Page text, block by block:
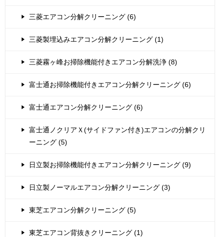
三菱エアコン分解クリーニング (6)
三菱製埋込みエアコン分解クリーニング (1)
三菱霧ヶ峰お掃除機能付きエアコン分解洗浄 (8)
富士通お掃除機能付きエアコン分解クリーニング (6)
富士通エアコン分解クリーニング (6)
富士通ノクリアＸ(サイドファン付き)エアコンの分解クリ
ーニング (5)
日立製お掃除機能付きエアコン分解クリーニング (9)
日立製ノーマルエアコン分解クリーニング (3)
東芝エアコン分解クリーニング (5)
東芝エアコン背抜きクリーニング (1)